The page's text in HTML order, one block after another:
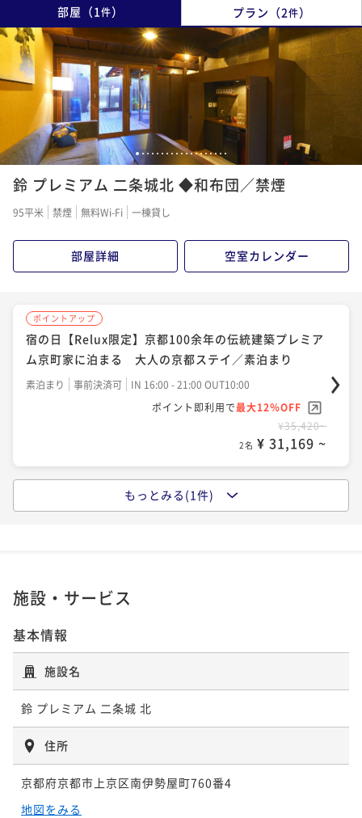
部屋 （1 件） プラン （2件）
1 23 4 5 6 7 8 9101112131415161718 19
鈴 プレミアム 二条城北 ◆和布団／禁煙
95平米 禁煙 無料Wi-Fi 一棟貸し
部屋詳細 空室カレンダー
ポイントアップ
宿の日【Relux限定】京都100余年の伝統建築プレミア
ム京町家に泊まる 大人の京都ステイ／素泊まり
素泊まり 事前決済可
IN 16:00 - 21:00 OUT10:00
ポイント即利用で最大12％OFF
¥35,420~
2名 ¥ 31,169 ~
【素泊まり】スタンダードプランでシンプルSTAY！1
もっとみる(1件)
施設・サービス
基本情報
施設名
鈴 プレミアム 二条城 北
住所
京都府京都市上京区南伊勢屋町760番4
地図をみる